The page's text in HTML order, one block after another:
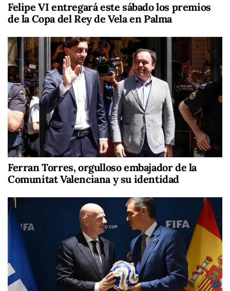
Felipe VI entregará este sábado los premios
de la Copa del Rey de Vela en Palma
Ferran Torres, orgulloso embajador de la
Comunitat Valenciana y su identidad